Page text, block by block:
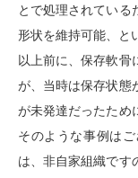
とで処理されている
形状を維持可能、と
以上前に、保存軟骨
が、当時は保存状態
が未発達だったため
そのような事例は
は、非自家組織です